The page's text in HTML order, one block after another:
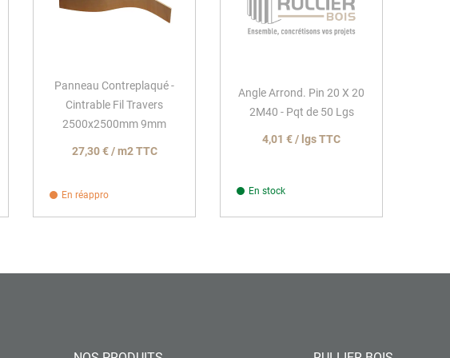
Panneau Contreplaqué -
Cintrable Fil Travers
2500x2500mm 9mm
27,30 € / m2 TTC
En réappro
Angle Arrond. Pin 20 X 20
2M40 - Pqt de 50 Lgs
4,01 € / lgs TTC
En stock